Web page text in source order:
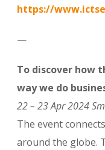
https://
—
To discover how
way we do
22 – 23 Apr 2024
The event
around the globe.